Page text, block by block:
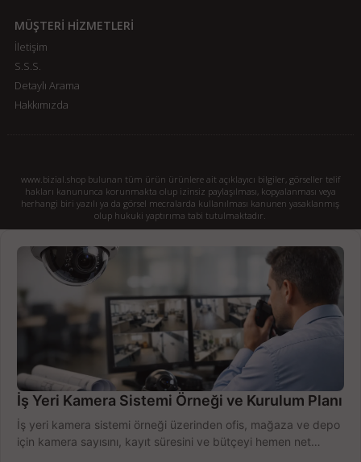
MÜŞTERİ HİZMETLERİ
İletişim
S.S.S.
Detaylı Arama
Hakkımızda
www.bizial.shop bulunan tüm ürün ürünlere ait açıklayıcı bilgiler, görseller telif
hakları kanununca korunmakta olup izinsiz paylaşılması, kopyalanması veya
herhangi biri yazılı ya da görsel mecralarda kullanılması kanunen yasaklanmış
olup hukuki yaptırıma tabi tutulmaktadır.
İş Yeri Kamera Sistemi Örneği ve Kurulum Planı
İş yeri kamera sistemi örneği üzerinden ofis, mağaza ve depo
için kamera sayısını, kayıt süresini ve bütçeyi hemen net